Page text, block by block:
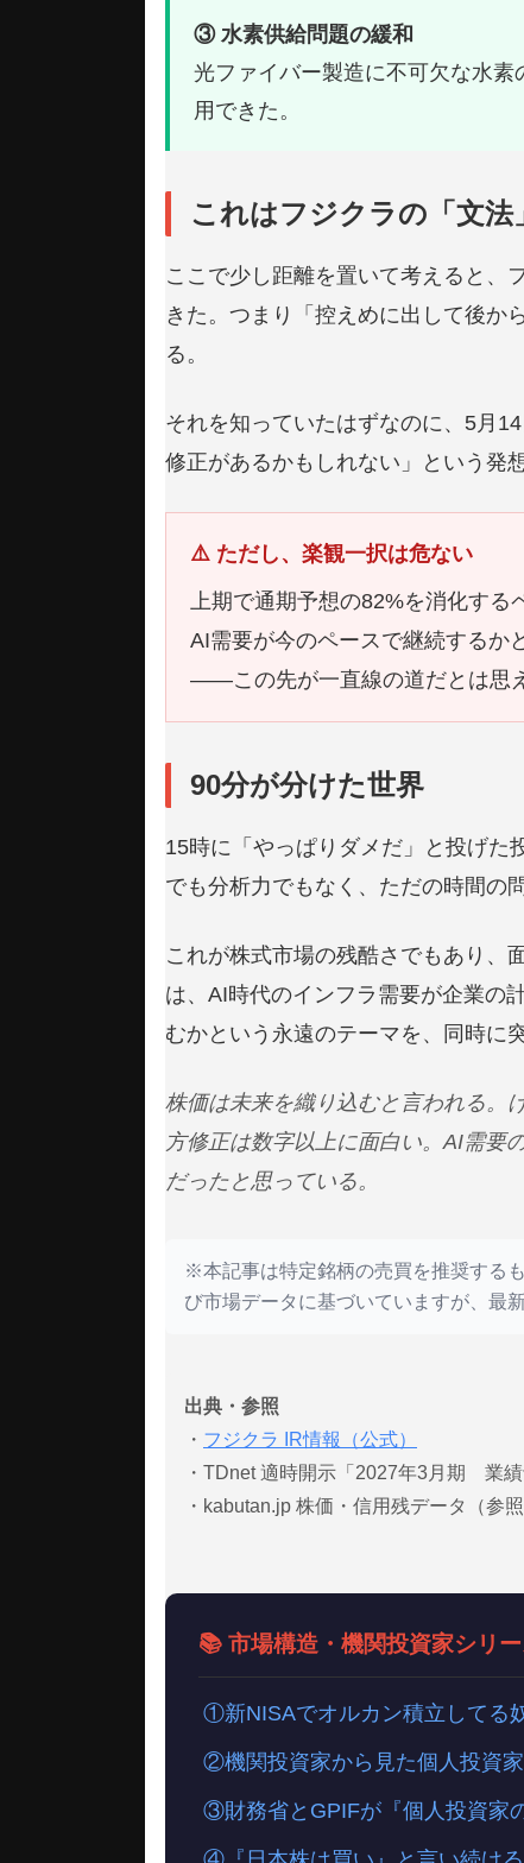
③ 水素供給問題の緩和
光ファイバー製造に不可欠な水
用できた。
これはフジクラの「文法
ここで少し距離を置いて考えると、
きた。つまり「控えめに出して後
る。
それを知っていたはずなのに、5月
修正があるかもしれない」という発
⚠️ ただし、楽観一択は危ない
上期で通期予想の82%を消化する
AI需要が今のペースで継続するか
——この先が一直線の道だとは思
90分が分けた世界
15時に「やっぱりダメだ」と投げた
でも分析力でもなく、ただの時間の
これが株式市場の残酷さでもあり、
は、AI時代のインフラ需要が企業の
むかという永遠のテーマを、同時に
株価は未来を織り込むと言われる。
方修正は数字以上に面白い。AI需
だったと思っている。
※本記事は特定銘柄の売買を推奨する
び市場データに基づいていますが、最
出典・参照
・ フジクラ IR情報（公式）
・TDnet 適時開示「2027年3月期 業
・kabutan.jp 株価・信用残データ（参
📚 市場構造・機関投資家シリ
①新NISAでオルカン積立してる
②機関投資家から見た個人投資
③財務省とGPIFが『個人投資家